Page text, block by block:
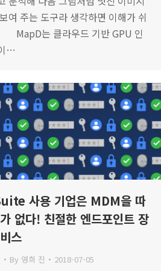
여 주는 도구라 생각하면 이해가 쉬
MapD는 클라우드 기반 GPU 인
…
사용 기업은 MDM을 따
없다! 친절한 엔드포인트 장
스
By 영희 진 2018-07-05